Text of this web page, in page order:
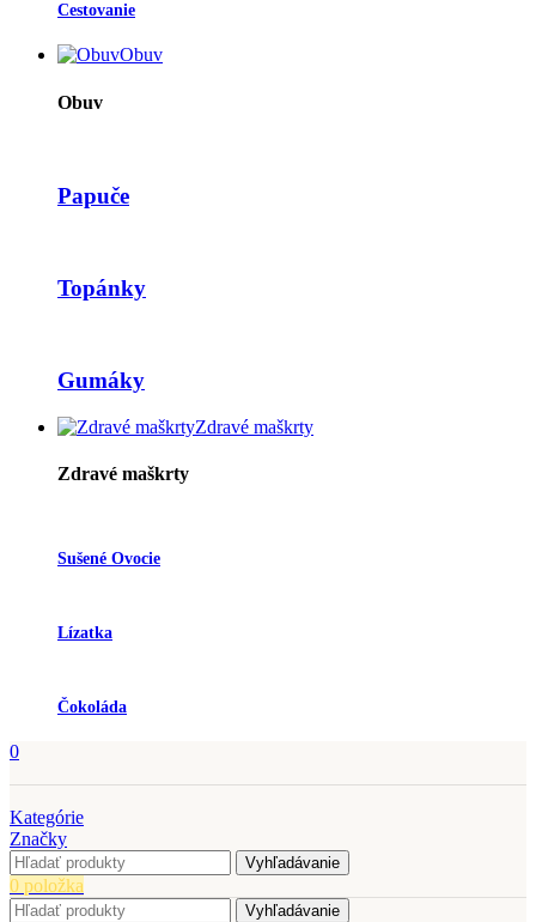
Cestovanie
Obuv
Obuv
Papuče
Topánky
Gumáky
Zdravé maškrty
Zdravé maškrty
Sušené Ovocie
Lízatka
Čokoláda
0
Kategórie
Značky
Vyhľadávanie
0 položka
Vyhľadávanie